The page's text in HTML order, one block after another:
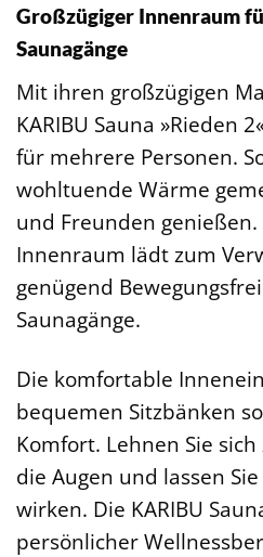
Großzügiger Innenraum
Saunagänge
Mit ihren großzügigen
KARIBU Sauna »Rieden
für mehrere Personen.
wohltuende Wärme
und Freunden
Innenraum lädt zum
genügend
Saunagänge.
Die komfortable
bequemen Sitzbänken
Komfort. Lehnen Sie
die Augen und lassen
wirken. Die KARIBU
persönlicher